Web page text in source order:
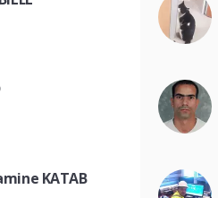
KATAB